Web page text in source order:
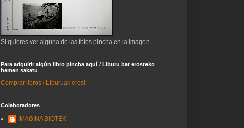
Si quieres ver alguna de las fotos pincha en la imagen
Para adquirir algún libro pincha aquí / Liburu bat erosteko
hemen sakatu
Comprar libros / Liburuak erosi
Colaboradores
IMAGINA BIOTEK